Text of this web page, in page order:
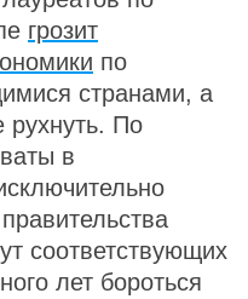
грозит
по
странами, а
рухнуть. По
в
соответствующих
лет бороться